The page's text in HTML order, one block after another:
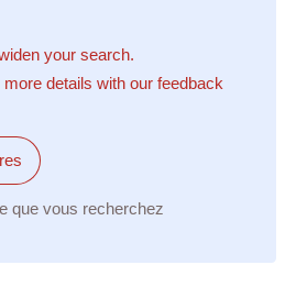
your search.
details with our feedback
que vous recherchez